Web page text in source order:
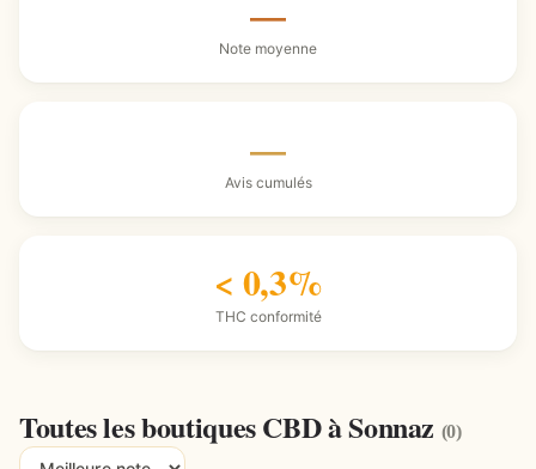
—
Note moyenne
—
Avis cumulés
< 0,3%
THC conformité
Toutes les boutiques CBD à Sonnaz (0)